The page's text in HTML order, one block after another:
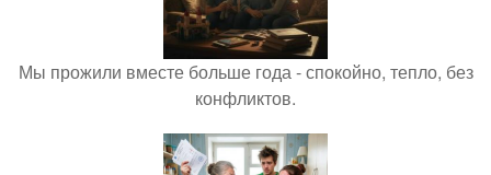
Мы прожили вместе больше года - спокойно, тепло, без
конфликтов.